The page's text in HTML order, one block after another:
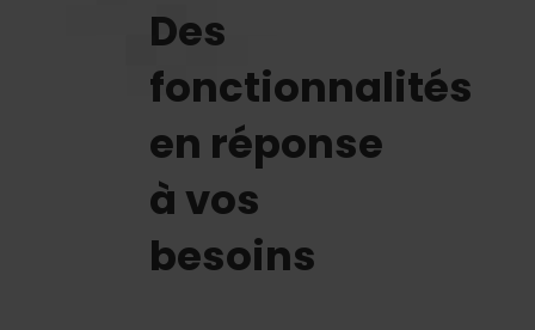
Des
fonctionnalités
en réponse
à vos
besoins